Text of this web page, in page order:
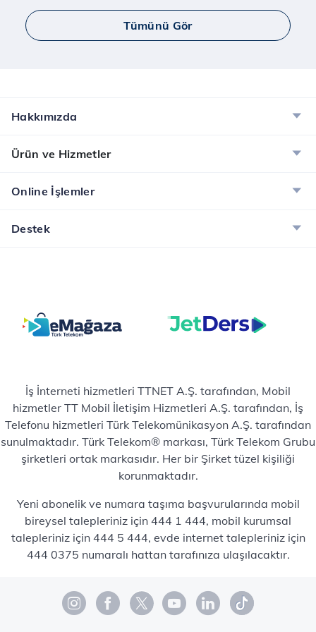
Tümünü Gör
Hakkımızda
Ürün ve Hizmetler
Online İşlemler
Destek
İş İnterneti hizmetleri TTNET A.Ş. tarafından, Mobil
hizmetler TT Mobil İletişim Hizmetleri A.Ş. tarafından, İş
Telefonu hizmetleri Türk Telekomünikasyon A.Ş. tarafından
sunulmaktadır. Türk Telekom® markası, Türk Telekom Grubu
şirketleri ortak markasıdır. Her bir Şirket tüzel kişiliği
korunmaktadır.
Yeni abonelik ve numara taşıma başvurularında mobil
bireysel talepleriniz için 444 1 444, mobil kurumsal
talepleriniz için 444 5 444, evde internet talepleriniz için
444 0375 numaralı hattan tarafınıza ulaşılacaktır.